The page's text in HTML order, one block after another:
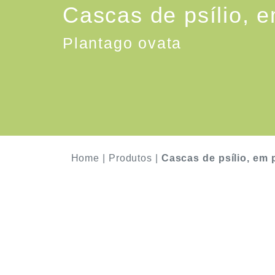
Cascas de psílio,
Plantago ovata
Home Produtos Cascas de psílio, em